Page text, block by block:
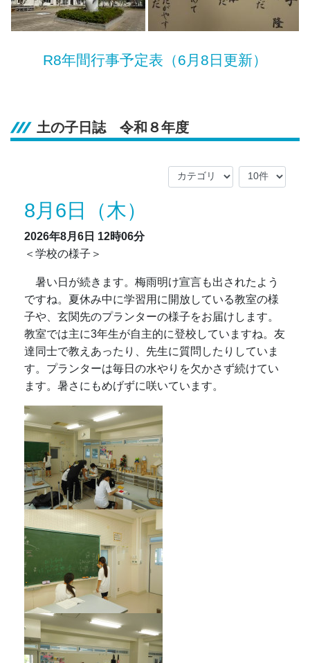
R8年間行事予定表（6月8日更新）
土の子日誌 令和８年度
8月6日（木）
2026年8月6日 12時06分
＜学校の様子＞
暑い日が続きます。梅雨明け宣言も出されたよう
ですね。夏休み中に学習用に開放している教室の様
子や、玄関先のプランターの様子をお届けします。
教室では主に3年生が自主的に登校していますね。友
達同士で教えあったり、先生に質問したりしていま
す。プランターは毎日の水やりを欠かさず続けてい
ます。暑さにもめげずに咲いています。